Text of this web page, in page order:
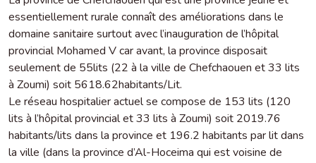
essentiellement rurale connaît des améliorations dans le
domaine sanitaire surtout avec l’inauguration de l’hôpital
provincial Mohamed V car avant, la province disposait
seulement de 55lits (22 à la ville de Chefchaouen et 33 lits
à Zoumi) soit 5618.62habitants/Lit.
Le réseau hospitalier actuel se compose de 153 lits (120
lits à l’hôpital provincial et 33 lits à Zoumi) soit 2019.76
habitants/lits dans la province et 196.2 habitants par lit dans
la ville (dans la province d’Al-Hoceima qui est voisine de